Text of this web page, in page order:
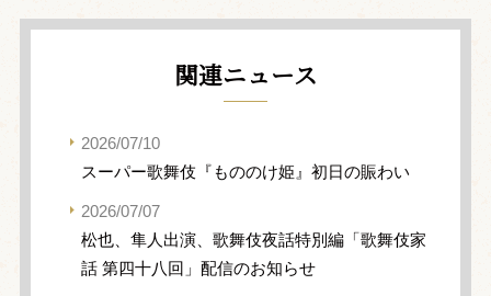
関連ニュース
2026/07/10
スーパー歌舞伎『もののけ姫』初日の賑わい
2026/07/07
松也、隼人出演、歌舞伎夜話特別編「歌舞伎家
話 第四十八回」配信のお知らせ